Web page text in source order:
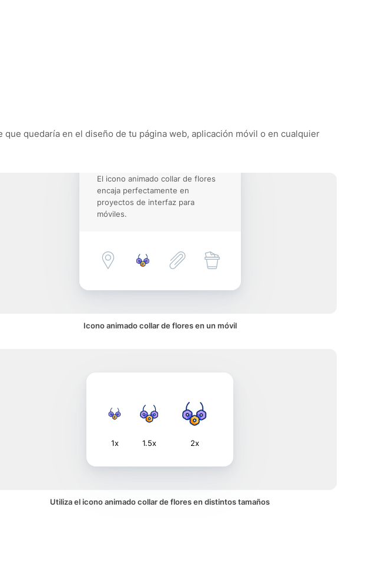
quedaría en el diseño de tu página web, aplicación móvil o en cualquier
El icono animado collar de flores
encaja perfectamente en
proyectos de interfaz para
móviles.
Icono animado collar de flores en un móvil
1x 1.5x 2x
Utiliza el icono animado collar de flores en distintos tamaños